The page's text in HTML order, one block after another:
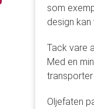
som
design kan
Tack vare
Med en
transporter
Oljefaten